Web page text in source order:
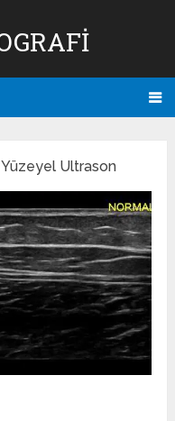
Yüzeyel Ultrason